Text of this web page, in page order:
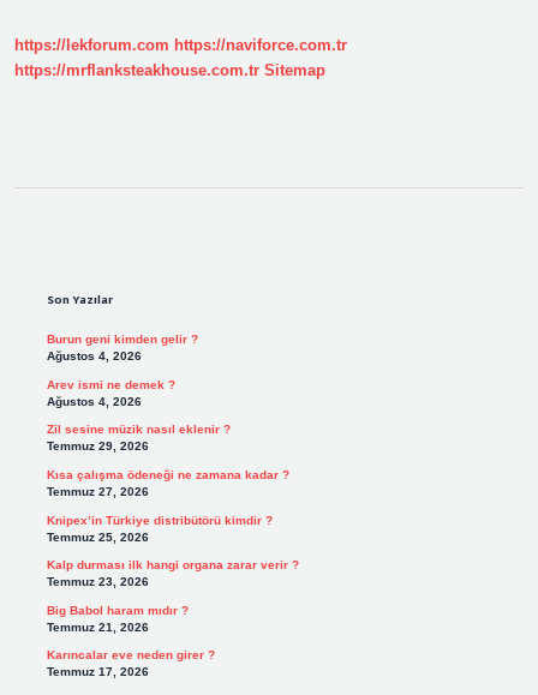
https://lekforum.com https://naviforce.com.tr
https://mrflanksteakhouse.com.tr Sitemap
Son Yazılar
Burun geni kimden gelir ?
Ağustos 4, 2026
Arev ismi ne demek ?
Ağustos 4, 2026
Zil sesine müzik nasıl eklenir ?
Temmuz 29, 2026
Kısa çalışma ödeneği ne zamana kadar ?
Temmuz 27, 2026
Knipex’in Türkiye distribütörü kimdir ?
Temmuz 25, 2026
Kalp durması ilk hangi organa zarar verir ?
Temmuz 23, 2026
Big Babol haram mıdır ?
Temmuz 21, 2026
Karıncalar eve neden girer ?
Temmuz 17, 2026